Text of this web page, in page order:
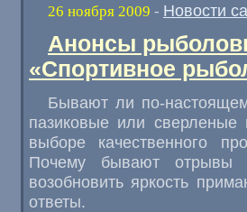
26 ноября 2009 - Новости
Анонсы
«Спортивное
Бывают ли по-
пазиковые или
выборе качественного
Почему бывают отрывы
возобновить яркость
ответы.